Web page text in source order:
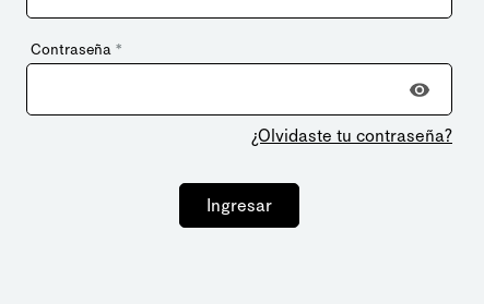
Contraseña *
¿Olvidaste tu contraseña?
Ingresar